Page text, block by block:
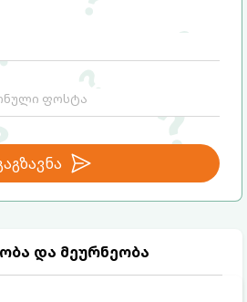
და მეურნეობა